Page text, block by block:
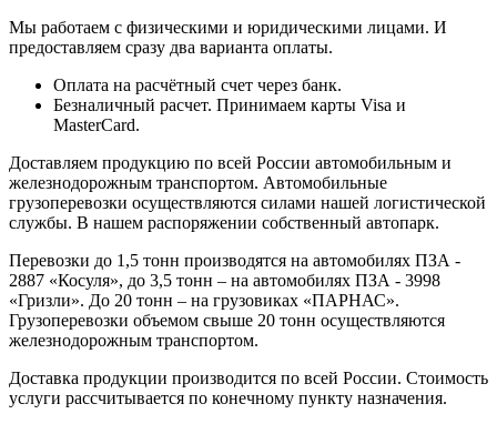
Мы работаем с физическими и юридическими лицами. И
предоставляем сразу два варианта оплаты.
Оплата на расчётный счет через банк.
Безналичный расчет. Принимаем карты Visa и
MasterCard.
Доставляем продукцию по всей России автомобильным и
железнодорожным транспортом. Автомобильные
грузоперевозки осуществляются силами нашей логистической
службы. В нашем распоряжении собственный автопарк.
Перевозки до 1,5 тонн производятся на автомобилях ПЗА -
2887 «Косуля», до 3,5 тонн – на автомобилях ПЗА - 3998
«Гризли». До 20 тонн – на грузовиках «ПАРНАС».
Грузоперевозки объемом свыше 20 тонн осуществляются
железнодорожным транспортом.
Доставка продукции производится по всей России. Стоимость
услуги рассчитывается по конечному пункту назначения.